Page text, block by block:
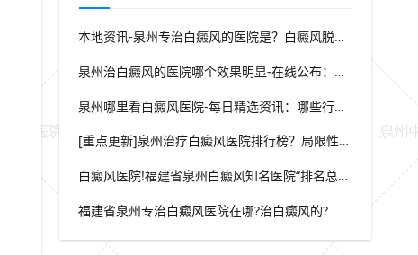
本地资讯-泉州专治白癜风的医院是？白癜风脱屑是什么症状？
泉州治白癜风的医院哪个效果明显-在线公布：生活中哪些因素会诱发出白癜风
泉州哪里看白癜风医院-每日精选资讯：哪些行为会导致白癜风白斑在长
[重点更新]泉州治疗白癜风医院排行榜？局限性白癜风早期症状？
白癜风医院!福建省泉州白癜风知名医院“排名总榜公开”福建省泉州治白癜风那家医院较好“强势推荐”?
福建省泉州专治白癜风医院在哪?治白癜风的?